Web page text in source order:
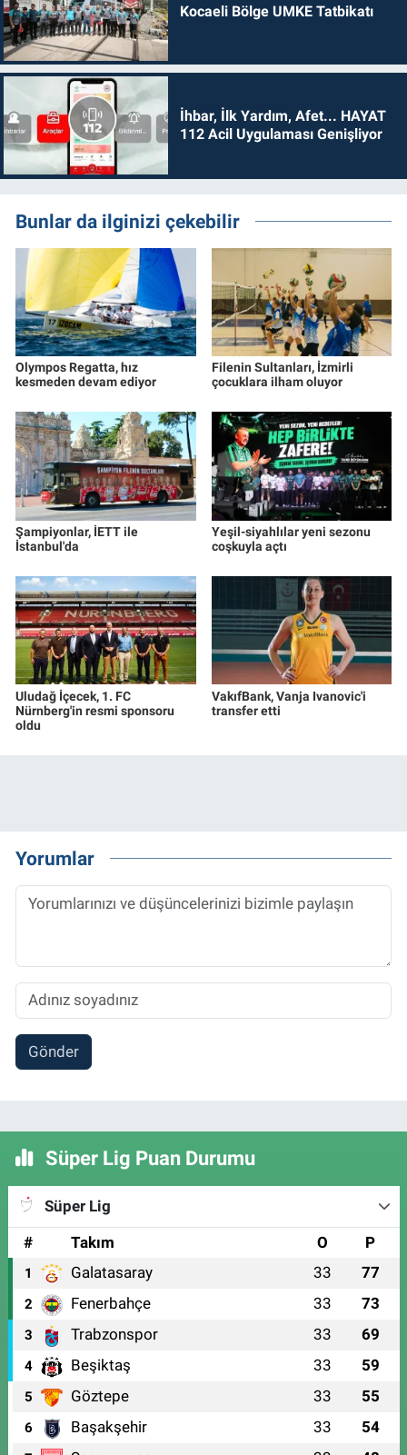
Kocaeli Bölge UMKE Tatbikatı
İhbar, İlk Yardım, Afet... HAYAT
112 Acil Uygulaması Genişliyor
Bunlar da ilginizi çekebilir
Olympos Regatta, hız
kesmeden devam ediyor
Filenin Sultanları, İzmirli
çocuklara ilham oluyor
Şampiyonlar, İETT ile
İstanbul'da
Yeşil-siyahlılar yeni sezonu
coşkuyla açtı
Uludağ İçecek, 1. FC
Nürnberg'in resmi sponsoru
oldu
VakıfBank, Vanja Ivanovic'i
transfer etti
Yorumlar
Gönder
Süper Lig Puan Durumu
Süper Lig
#
Takım O P
1 Galatasaray 33 77
2 Fenerbahçe 33 73
3 Trabzonspor 33 69
4 Beşiktaş 33 59
5 Göztepe 33 55
6 Başakşehir 33 54